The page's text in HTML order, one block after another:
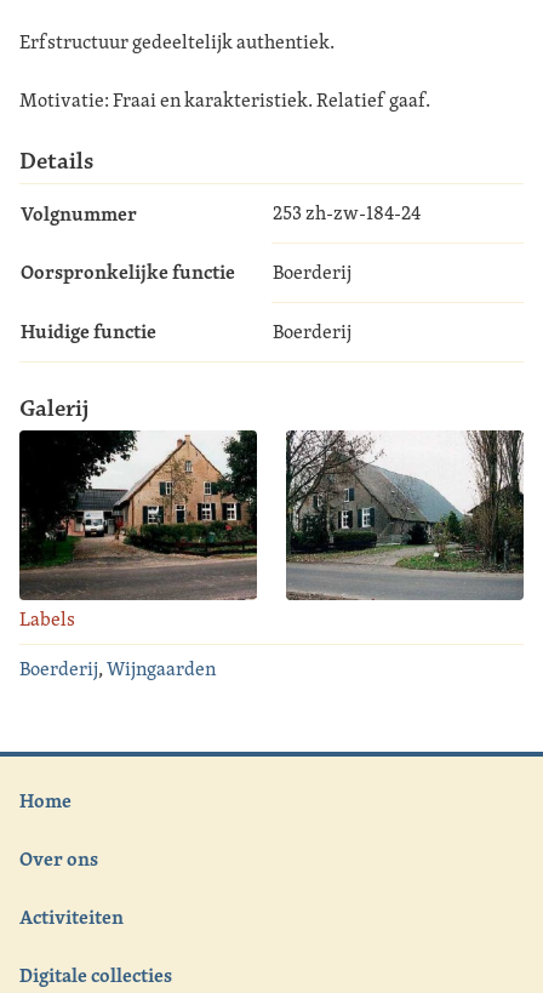
Erfstructuur gedeeltelijk authentiek.
Motivatie: Fraai en karakteristiek. Relatief gaaf.
Details
Volgnummer
253 zh-zw-184-24
Oorspronkelijke functie Boerderij
Huidige functie Boerderij
Galerij
Labels
Boerderij,Wijngaarden
Home
Over ons
Activiteiten
Digitale collecties